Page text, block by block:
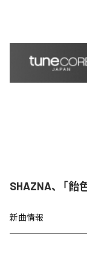
SHAZNA、「飴
新曲情報